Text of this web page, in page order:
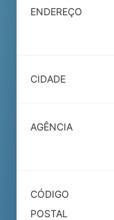
ENDEREÇO
CIDADE
AGÊNCIA
CÓDIGO
POSTAL